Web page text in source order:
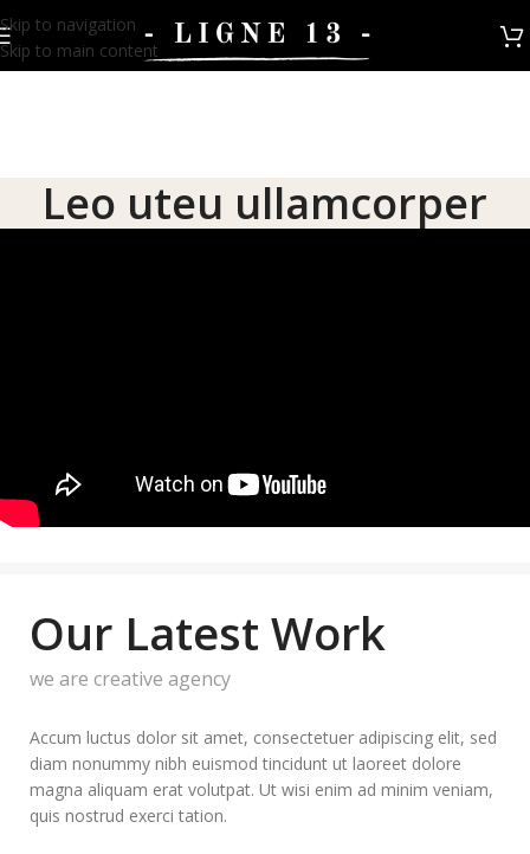
Skip to navigation
Skip to main content
Leo uteu ullamcorper
Our Latest Work
we are creative agency
Accum luctus dolor sit amet, consectetuer adipiscing elit, sed
diam nonummy nibh euismod tincidunt ut laoreet dolore
magna aliquam erat volutpat. Ut wisi enim ad minim veniam,
quis nostrud exerci tation.